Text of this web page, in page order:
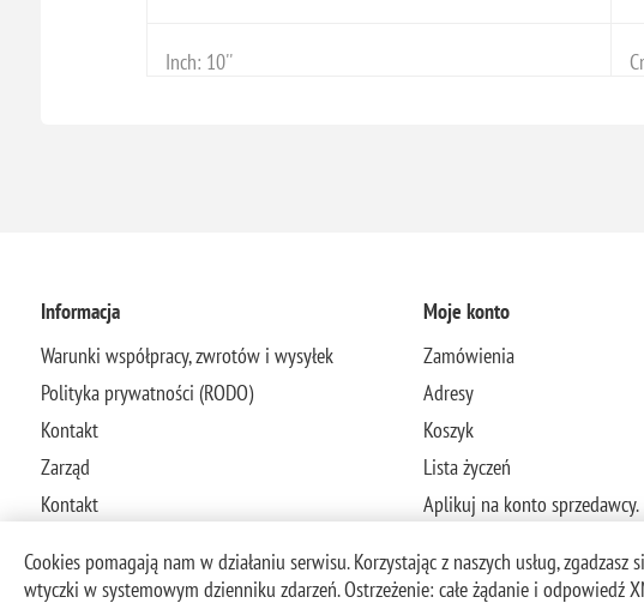
Inch: 10''
Informacja
Warunki współpracy, zwrotów i wysyłek
Polityka prywatności (RODO)
Kontakt
Zarząd
Kontakt
Moje konto
Zamówienia
Adresy
Koszyk
Lista życzeń
Aplikuj na konto sprzedawcy.
Cookies pomagają nam w działaniu serwisu. Korzystając z naszych usług,
wtyczki w systemowym dzienniku zdarzeń. Ostrzeżenie: całe żądanie i odpowiedź